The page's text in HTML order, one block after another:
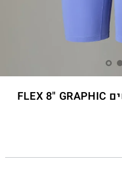
מכנסי טייץ קצרים נשים FLEX 8" GRAPHIC